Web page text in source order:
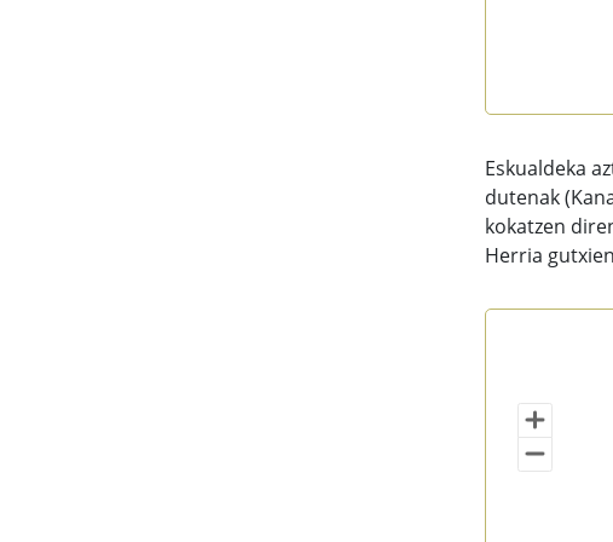
Eskualdeka
dutenak
kokatzen
Herria
Map of
Euskal
View as